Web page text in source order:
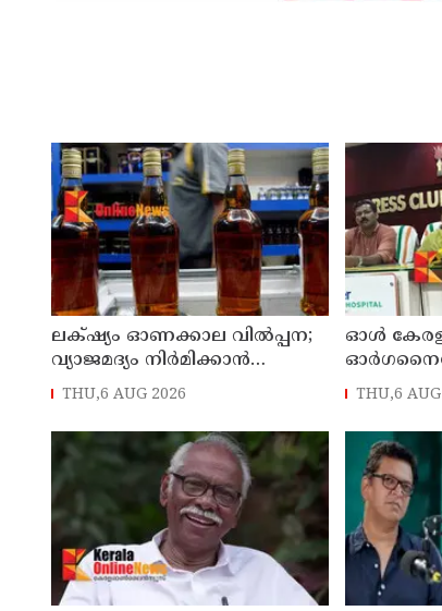
ലക്‌ഷ്യം ഓണക്കാല വിൽപ്പന;
വ്യാജമദ്യം നിർമിക്കാൻ
എത്തിച്ച 1,350 ലിറ്റർ സ്പിരിറ്റ്
THU,6 AUG 2026
ഓൾ
നൃത്തോത്സവ്
THU,6